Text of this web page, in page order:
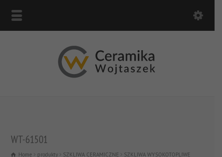
WT-61501
Home produkty SZKLIWA CERAMICZNE SZKLIWA WYSOKOTOPLIWE